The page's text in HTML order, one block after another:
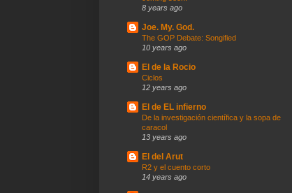
8 years ago
Joe. My. God.
The GOP Debate: Songified
10 years ago
El de la Rocio
Ciclos
12 years ago
El de EL infierno
De la investigación científica y la sopa de
caracol
13 years ago
El del Arut
R2 y el cuento corto
14 years ago